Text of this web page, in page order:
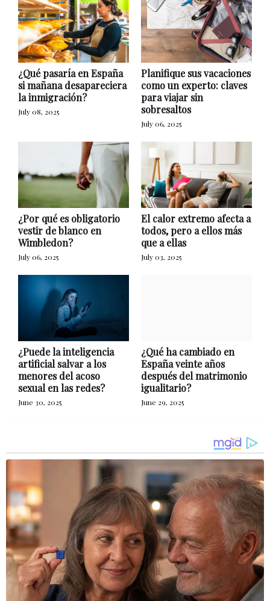
¿Qué pasaría en España
si mañana desapareciera
la inmigración?
July 08, 2025
Planifique sus vacaciones
como un experto: claves
para viajar sin
sobresaltos
July 06, 2025
¿Por qué es obligatorio
vestir de blanco en
Wimbledon?
July 06, 2025
El calor extremo afecta a
todos, pero a ellos más
que a ellas
July 03, 2025
¿Puede la inteligencia
artificial salvar a los
menores del acoso
sexual en las redes?
June 30, 2025
¿Qué ha cambiado en
España veinte años
después del matrimonio
igualitario?
June 29, 2025